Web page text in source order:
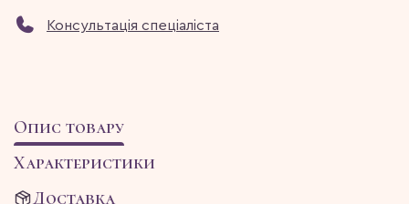
Консультація спеціаліста
Опис товару
Характеристики
Доставка